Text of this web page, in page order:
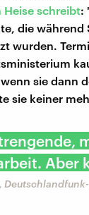
Heise schreibt:
die während
wurden.
sie dann
sie keiner
Aber